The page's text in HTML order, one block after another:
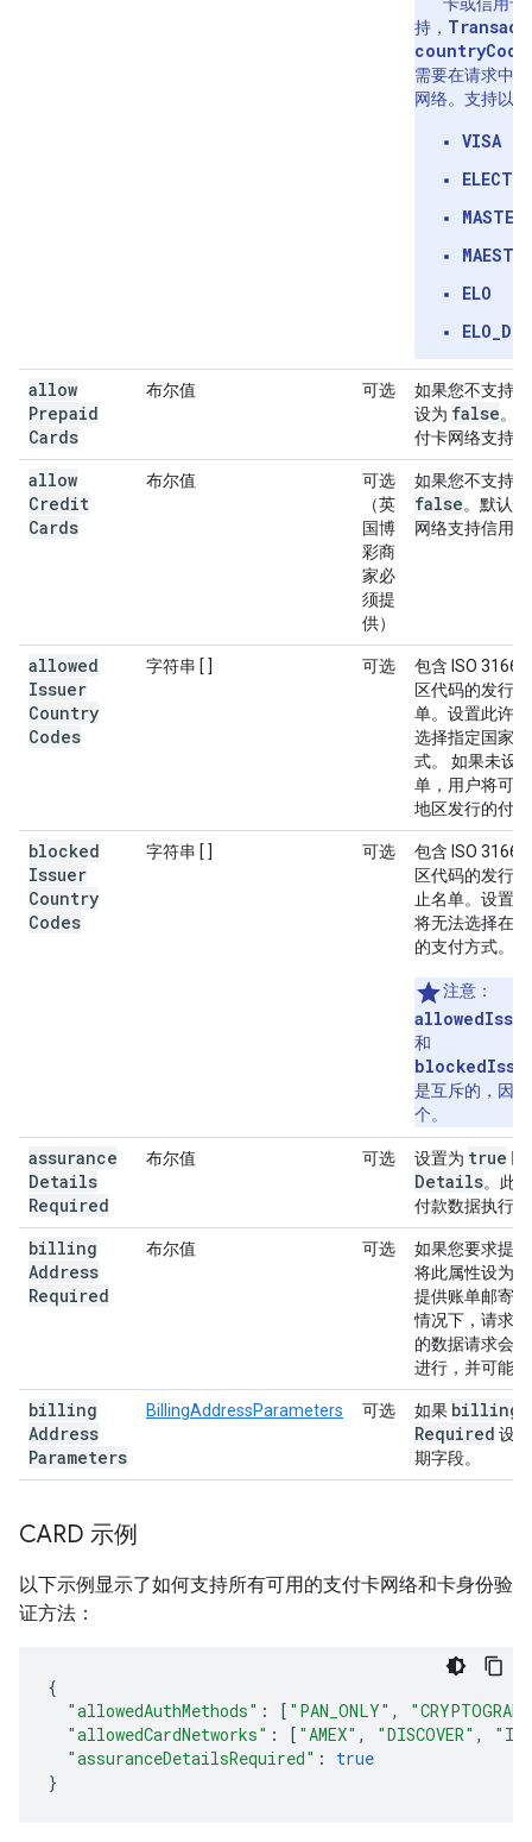
持，
countryCode
需要在请求中
网络。支持以
VISA
ELO
allow
Prepaid
Cards
布尔值 可选
如果您不支持
设为 false。
付卡网络支持
allow
Credit
Cards
布尔值
可选
（英
国博
彩商
家必
须提
供）
如果您不支持
false。默认
网络支持信用
allowed
Issuer
Country
Codes
字符串 [ ] 可选
包含 ISO
区代码的发行
单。设置此许
选择指定国家/
式。 如果未设
单，用户将可
地区发行的付
blocked
Issuer
Country
Codes
字符串 [ ] 可选
包含 ISO
区代码的发行
止名单。设置
将无法选择在
的支付方式。
注意 ：
和
是互斥的，因
个。
assurance
Details
Required
布尔值 可选 设置为 true
Details。此
付款数据执行
billing
Address
Required
布尔值 可选
如果您要求提
将此属性设为
提供账单邮寄
情况下，请求
的数据请求会
进行，并可能
billing
Address
Parameters
BillingAddressParameters 可选 如果 billing
Required 设
期字段。
CARD 示例
以下示例显示了如何支持所有可用的支付卡网络和卡身份验
证方法：
{
"allowedAuthMethods" : [ "PAN_ONLY" ,
"allowedCardNetworks" : [ "AMEX" , "DISCOVER" ,
"assuranceDetailsRequired" :
true
}